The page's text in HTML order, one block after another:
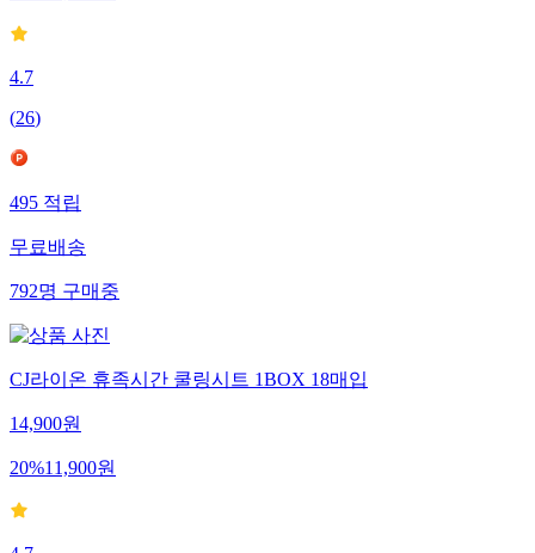
4.7
(26)
495적립
무료배송
792명구매중
CJ라이온 휴족시간 쿨링시트 1BOX 18매입
14,900원
20%11,900원